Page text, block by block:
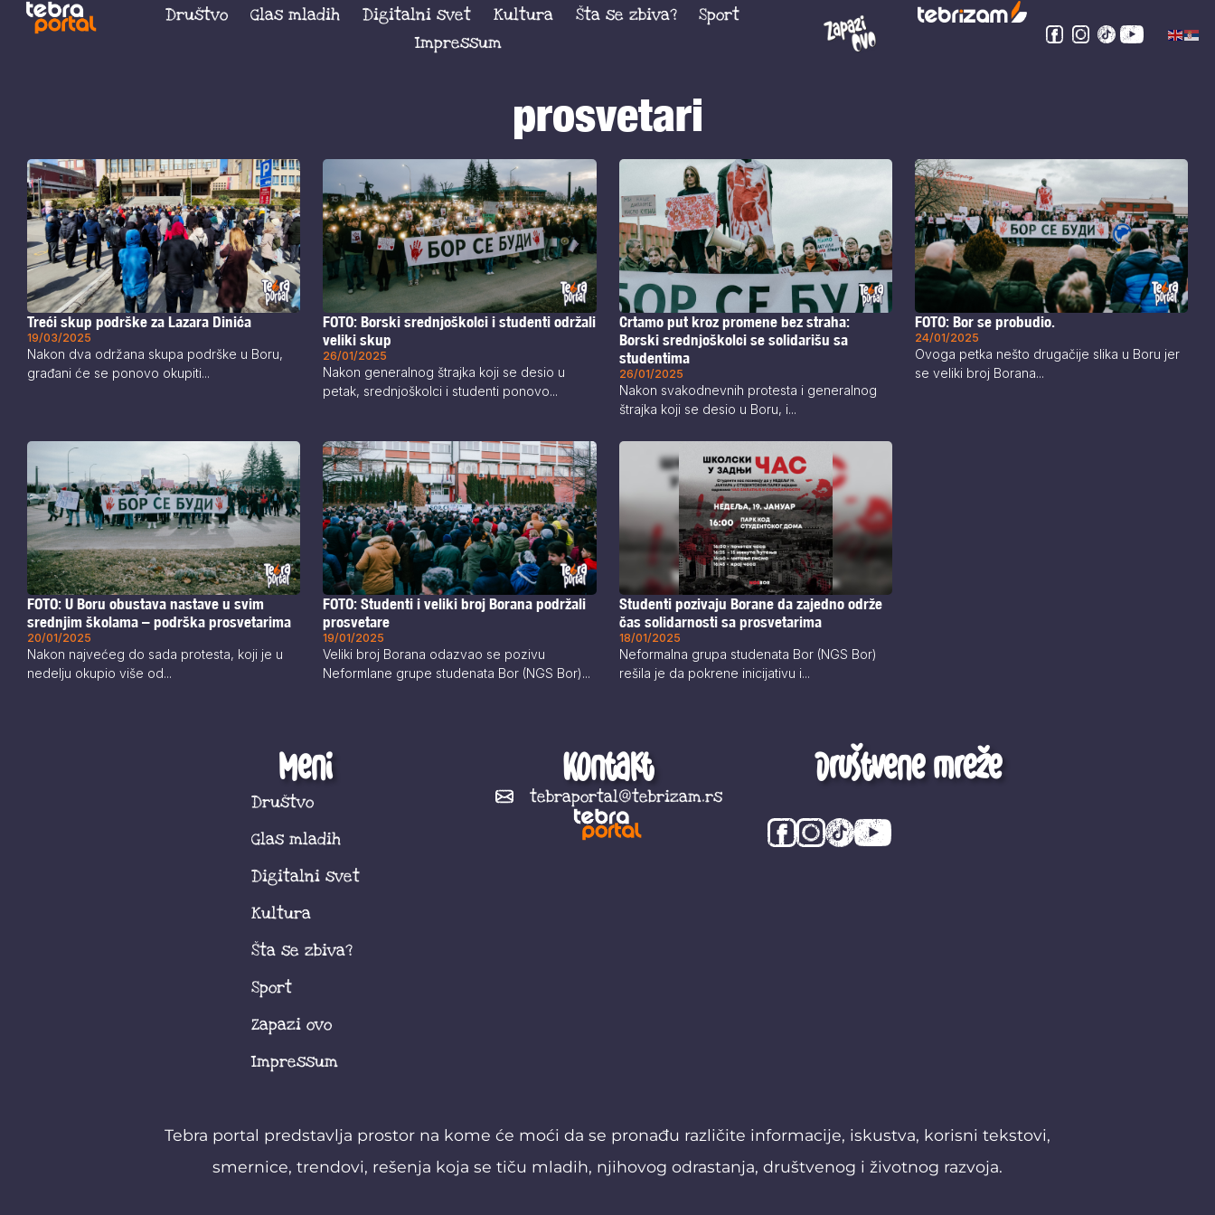
Društvo Glas mladih Digitalni svet Kultura Šta se zbiva?
Sport
Impressum
prosvetari
Treći skup podrške za Lazara Dinića
19/03/2025
Nakon dva održana skupa podrške u Boru,
građani će se ponovo okupiti...
FOTO: Borski srednjoškolci i studenti održali
veliki skup
26/01/2025
Nakon generalnog štrajka koji se desio u
petak, srednjoškolci i studenti ponovo...
Crtamo put kroz promene bez straha:
Borski srednjoškolci se solidarišu sa
studentima
26/01/2025
Nakon svakodnevnih protesta i generalnog
štrajka koji se desio u Boru, i...
FOTO: Bor se probudio.
24/01/2025
Ovoga petka nešto drugačije slika u Boru jer
se veliki broj Borana...
FOTO: U Boru obustava nastave u svim
srednjim školama – podrška prosvetarima
20/01/2025
Nakon najvećeg do sada protesta, koji je u
nedelju okupio više od...
FOTO: Studenti i veliki broj Borana podržali
prosvetare
19/01/2025
Veliki broj Borana odazvao se pozivu
Neformlane grupe studenata Bor (NGS Bor)...
Studenti pozivaju Borane da zajedno održe
čas solidarnosti sa prosvetarima
18/01/2025
Neformalna grupa studenata Bor (NGS Bor)
rešila je da pokrene inicijativu i...
Meni
Društvo
Glas mladih
Digitalni svet
Kultura
Šta se zbiva?
Sport
Zapazi ovo
Impressum
Kontakt
tebraportal@tebrizam.rs
Društvene mreže
Tebra portal predstavlja prostor na kome će moći da se pronađu različite informacije, iskustva, korisni tekstovi,
smernice, trendovi, rešenja koja se tiču mladih, njihovog odrastanja, društvenog i životnog razvoja.